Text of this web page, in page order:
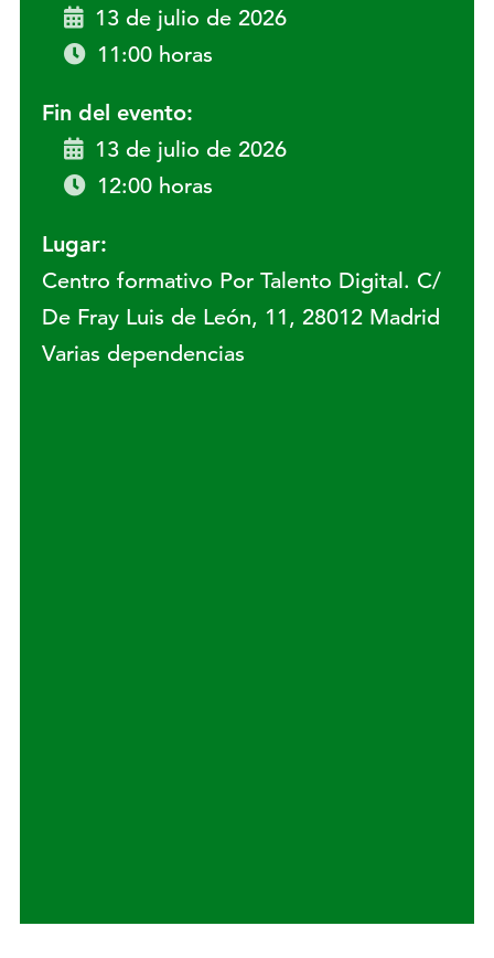
13 de julio de 2026
11:00 horas
Fin del evento:
13 de julio de 2026
12:00 horas
Lugar:
Centro formativo Por Talento Digital. C/
De Fray Luis de León, 11, 28012 Madrid
Varias dependencias